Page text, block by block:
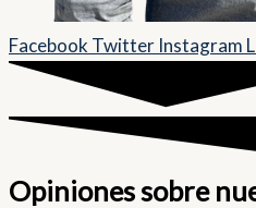
Facebook Twitter Instagram
Opiniones sobre